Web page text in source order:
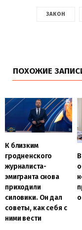
ЗАКОН
ПОХОЖИЕ
К близким
гродненского
журналиста-
эмигранта снова
приходили
силовики. Он дал
советы, как себя с
ними вести